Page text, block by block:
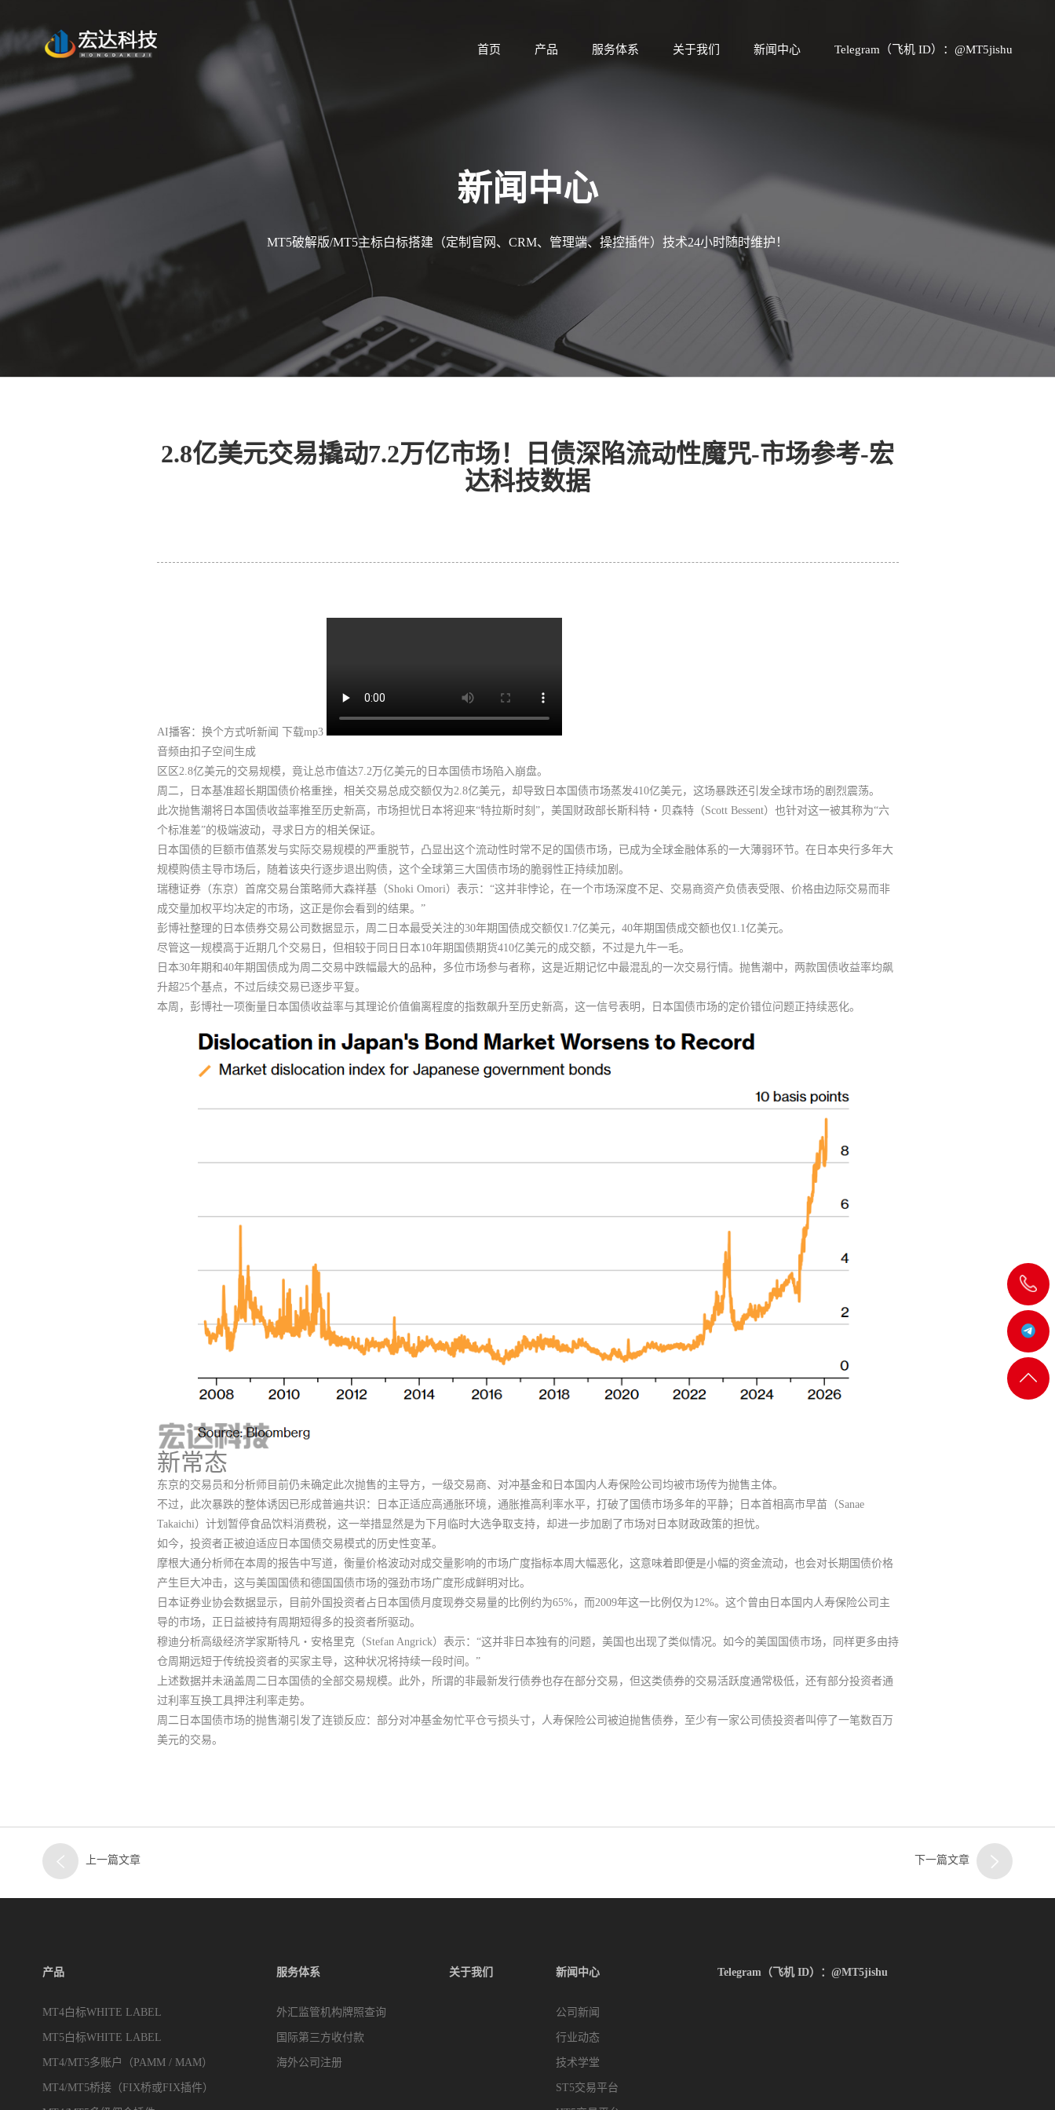
首页 产品 服务体系 关于我们 新闻中心 Telegram（飞机 ID）：@MT5jishu
飞
机
客服
返回
新闻中心
MT5破解版/MT5主标白标搭建（定制官网、CRM、管理端、操控插件）技术24小时随时维护！
2.8亿美元交易撬动7.2万亿市场！日债深陷流动性魔咒-市场参考-宏
达科技数据
AI播客：换个方式听新闻 下载mp3
音频由扣子空间生成
区区2.8亿美元的交易规模，竟让总市值达7.2万亿美元的日本国债市场陷入崩盘。
周二，日本基准超长期国债价格重挫， 相关交易总成交额仅为2.8亿美元，却导致日本国债市场蒸发410亿美元 ，这场暴跌还引发全球市场的剧烈震荡。
此次抛售潮将日本国债收益率推至历史新高，市场担忧日本将迎来“特拉斯时刻”，美国财政部长斯科特・贝森特（Scott Bessent）也针对这一被其称为“六
个标准差”的极端波动，寻求日方的相关保证。
日本国债的巨额市值蒸发与实际交易规模的严重脱节，凸显出这个流动性时常不足的国债市场，已成为全球金融体系的一大薄弱环节。 在日本央行多年大
规模购债主导市场后，随着该央行逐步退出购债，这个全球第三大国债市场的脆弱性正持续加剧。
瑞穗证券（东京）首席交易台策略师大森祥基（Shoki Omori）表示：“这并非悖论，在一个市场深度不足、交易商资产负债表受限、价格由边际交易而非
成交量加权平均决定的市场，这正是你会看到的结果。”
彭博社整理的日本债券交易公司数据显示， 周二日本最受关注的30年期国债成交额仅1.7亿美元，40年期国债成交额也仅1.1亿美元。
尽管这一规模高于近期几个交易日，但相较于同日日本10年期国债期货410亿美元的成交额，不过是九牛一毛。
日本30年期和40年期国债成为周二交易中跌幅最大的品种，多位市场参与者称，这是近期记忆中最混乱的一次交易行情。抛售潮中，两款国债收益率均飙
升超25个基点，不过后续交易已逐步平复。
本周，彭博社一项衡量日本国债收益率与其理论价值偏离程度的指数飙升至历史新高，这一信号表明，
日本国债市场的定价错位问题正持续恶化。
新常态
东京的交易员和分析师目前仍未确定此次抛售的主导方， 一级交易商、对冲基金和日本国内人寿保险公司均被市场传为抛售主体。
不过， 此次暴跌的整体诱因已形成普遍共识 ：日本正适应高通胀环境，通胀推高利率水平，打破了国债市场多年的平静；日本首相高市早苗（Sanae
Takaichi）计划暂停食品饮料消费税，这一举措显然是为下月临时大选争取支持，却进一步加剧了市场对日本财政政策的担忧。
如今，投资者正被迫适应日本国债交易模式的历史性变革。
摩根大通分析师在本周的报告中写道， 衡量价格波动对成交量影响的市场广度指标本周大幅恶化，这意味着即便是小幅的资金流动，也会对长期国债价格
产生巨大冲击，这与美国国债和德国国债市场的强劲市场广度形成鲜明对比。
日本证券业协会数据显示，
目前外国投资者占日本国债月度现券交易量的比例约为65%，而2009年这一比例仅为12%。这个曾由日本国内人寿保险公司主
导的市场，正日益被持有周期短得多的投资者所驱动。
穆迪分析高级经济学家斯特凡・安格里克（Stefan Angrick）表示：“这并非日本独有的问题，美国也出现了类似情况。如今的美国国债市场，同样更多由持
仓周期远短于传统投资者的买家主导，这种状况将持续一段时间。”
上述数据并未涵盖周二日本国债的全部交易规模。此外，所谓的非最新发行债券也存在部分交易，但这类债券的交易活跃度通常极低，还有部分投资者通
过利率互换工具押注利率走势。
周二日本国债市场的抛售潮引发了连锁反应：部分对冲基金匆忙平仓亏损头寸，人寿保险公司被迫抛售债券，至少有一家公司债投资者叫停了一笔数百万
美元的交易。
上一篇文章 下一篇文章
产品
MT4白标WHITE LABEL
MT5白标WHITE LABEL
MT4/MT5多账户（PAMM / MAM）
MT4/MT5桥接（FIX桥或FIX插件）
服务体系
外汇监管机构牌照查询
国际第三方收付款
海外公司注册
关于我们 新闻中心
公司新闻
行业动态
技术学堂
ST5交易平台
Telegram（飞机 ID）：@MT5jishu